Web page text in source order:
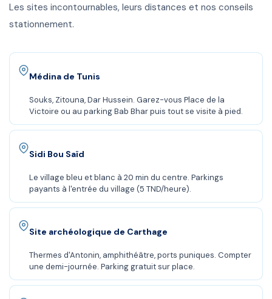
Les sites incontournables, leurs distances et nos conseils
stationnement.
Médina de Tunis
Souks, Zitouna, Dar Hussein. Garez-vous Place de la
Victoire ou au parking Bab Bhar puis tout se visite à pied.
Sidi Bou Saïd
Le village bleu et blanc à 20 min du centre. Parkings
payants à l'entrée du village (5 TND/heure).
Site archéologique de Carthage
Thermes d'Antonin, amphithéâtre, ports puniques. Compter
une demi-journée. Parking gratuit sur place.